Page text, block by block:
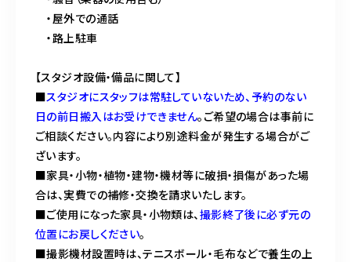
・屋外での通話
・路上駐車
【スタジオ設備・備品に関して】
■スタジオにスタッフは常駐していないため、予約のない
日の前日搬入はお受けできません。ご希望の場合は事前に
ご相談ください。内容により別途料金が発生する場合がご
ざいます。
■家具・小物・植物・建物・機材等に破損・損傷があった場
合は、実費での補修・交換を請求いたします。
■ご使用になった家具・小物類は、 撮影終了後に必ず元の
位置にお戻しください。
■撮影機材設置時は、テニスボール・毛布などで養生の上